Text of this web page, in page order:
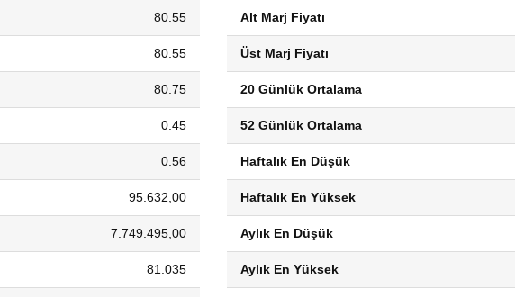
80.55
80.55
80.75
0.45
0.56
95.632,00
7.749.495,00
81.035
Alt Marj Fiyatı
Üst Marj Fiyatı
20 Günlük Ortalama
52 Günlük Ortalama
Haftalık En Düşük
Haftalık En Yüksek
Aylık En Düşük
Aylık En Yüksek